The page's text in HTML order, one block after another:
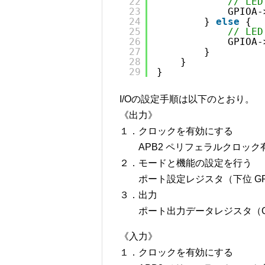
23
24
25
26
27
28
29
} else
{
// LED
}
}
}
I/Oの設定手順は以下のとおり。
《出力》
１．クロックを有効にする
APB2 ペリフェラルクロック
２．モードと機能の設定を行う
ポート設定レジスタ（下位
３．出力
ポート出力データレジスタ（
《入力》
１．クロックを有効にする